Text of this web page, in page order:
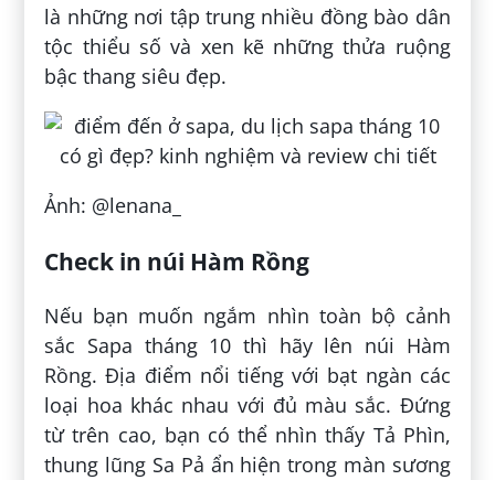
là những nơi tập trung nhiều đồng bào dân
tộc thiểu số và xen kẽ những thửa ruộng
bậc thang siêu đẹp.
Ảnh: @lenana_
Check in núi Hàm Rồng
Nếu bạn muốn ngắm nhìn toàn bộ cảnh
sắc Sapa tháng 10 thì hãy lên núi Hàm
Rồng. Địa điểm nổi tiếng với bạt ngàn các
loại hoa khác nhau với đủ màu sắc. Đứng
từ trên cao, bạn có thể nhìn thấy Tả Phìn,
thung lũng Sa Pả ẩn hiện trong màn sương